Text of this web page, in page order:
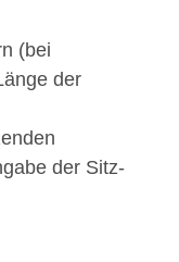
(bei
der
der Sitz-